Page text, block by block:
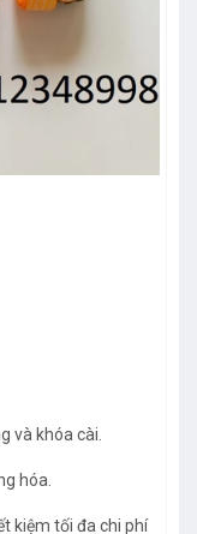
và khóa cài.
hóa.
kiệm tối đa chi phí